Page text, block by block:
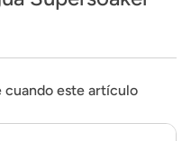
cuando este artículo